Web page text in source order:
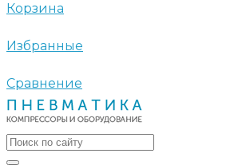
Корзина
Избранные
Сравнение